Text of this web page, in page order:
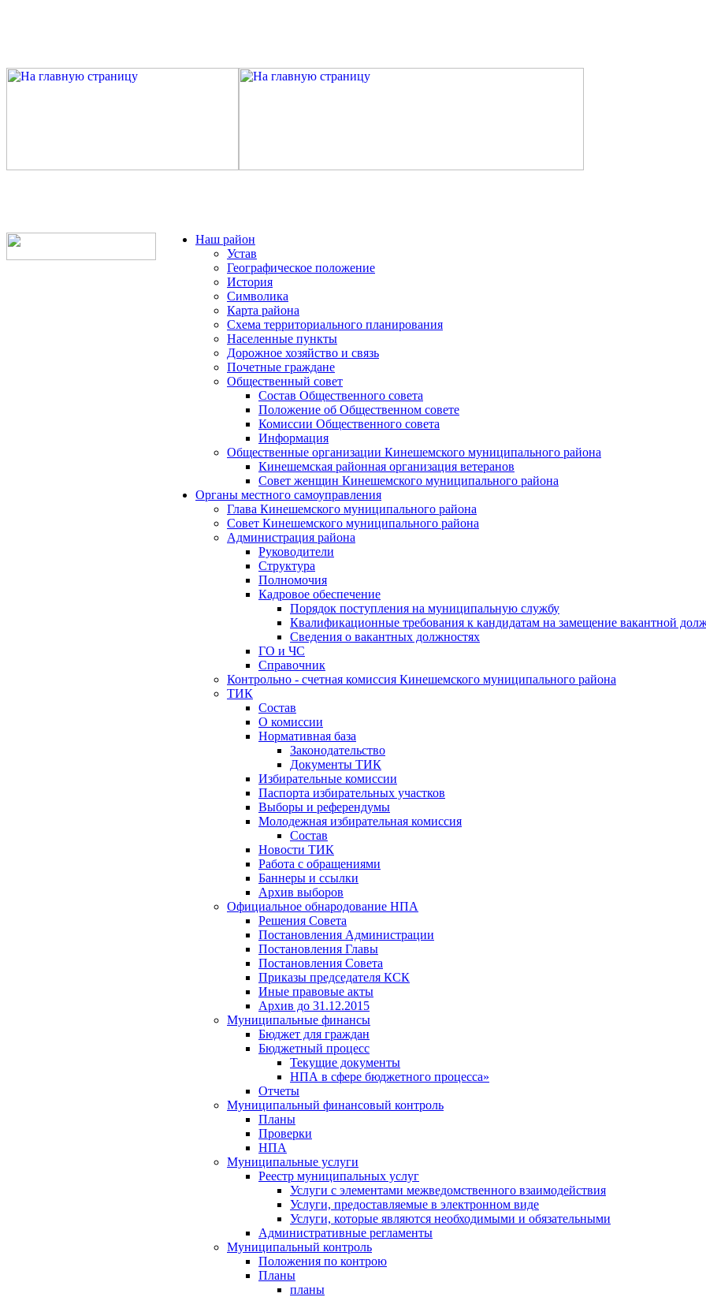
Наш район
Устав
Географическое положение
История
Символика
Карта района
Схема территориального планирования
Населенные пункты
Дорожное хозяйство и связь
Почетные граждане
Общественный совет
Состав Общественного совета
Положение об Общественном совете
Комиссии Общественного совета
Информация
Общественные организации Кинешемского муниципального района
Кинешемская районная организация ветеранов
Совет женщин Кинешемского муниципального района
Органы местного самоуправления
Глава Кинешемского муниципального района
Совет Кинешемского муниципального района
Администрация района
Руководители
Структура
Полномочия
Кадровое обеспечение
Порядок поступления на муниципальную службу
Квалификационные требования к кандидатам на замещение вакантной
Сведения о вакантных должностях
ГО и ЧС
Справочник
Контрольно - счетная комиссия Кинешемского муниципального района
ТИК
Состав
О комиссии
Нормативная база
Законодательство
Документы ТИК
Избирательные комиссии
Паспорта избирательных участков
Выборы и референдумы
Молодежная избирательная комиссия
Состав
Новости ТИК
Работа с обращениями
Баннеры и ссылки
Архив выборов
Официальное обнародование НПА
Решения Совета
Постановления Администрации
Постановления Главы
Постановления Совета
Приказы председателя КСК
Иные правовые акты
Архив до 31.12.2015
Муниципальные финансы
Бюджет для граждан
Бюджетный процесс
Текущие документы
НПА в сфере бюджетного процесса»
Отчеты
Муниципальный финансовый контроль
Планы
Проверки
НПА
Муниципальные услуги
Реестр муниципальных услуг
Услуги с элементами межведомственного взаимодействия
Услуги, предоставляемые в электронном виде
Услуги, которые являются необходимыми и обязательными
Административные регламенты
Муниципальный контроль
Положения по контрою
Планы
планы